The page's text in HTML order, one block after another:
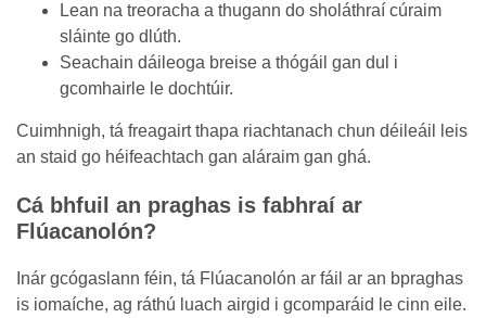
Lean na treoracha a thugann do sholáthraí cúraim
sláinte go dlúth.
Seachain dáileoga breise a thógáil gan dul i
gcomhairle le dochtúir.
Cuimhnigh, tá freagairt thapa riachtanach chun déileáil leis
an staid go héifeachtach gan aláraim gan ghá.
Cá bhfuil an praghas is fabhraí ar
Flúacanolón?
Inár gcógaslann féin, tá Flúacanolón ar fáil ar an bpraghas
is iomaíche, ag ráthú luach airgid i gcomparáid le cinn eile.